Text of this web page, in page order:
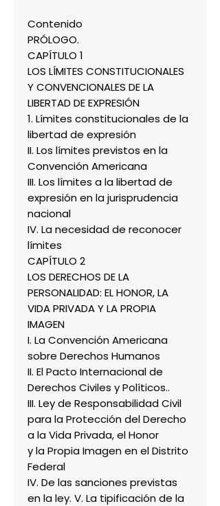
Contenido
PRÓLOGO.
CAPÍTULO 1
LOS LÍMITES CONSTITUCIONALES
Y CONVENCIONALES DE LA
LIBERTAD DE EXPRESIÓN
1. Límites constitucionales de la
libertad de expresión
II. Los límites previstos en la
Convención Americana
III. Los límites a la libertad de
expresión en la jurisprudencia
nacional
IV. La necesidad de reconocer
límites
CAPÍTULO 2
LOS DERECHOS DE LA
PERSONALIDAD: EL HONOR, LA
VIDA PRIVADA Y LA PROPIA
IMAGEN
I. La Convención Americana
sobre Derechos Humanos
II. El Pacto Internacional de
Derechos Civiles y Políticos..
III. Ley de Responsabilidad Civil
para la Protección del Derecho
a la Vida Privada, el Honor
y la Propia Imagen en el Distrito
Federal
IV. De las sanciones previstas
en la ley. V. La tipificación de la